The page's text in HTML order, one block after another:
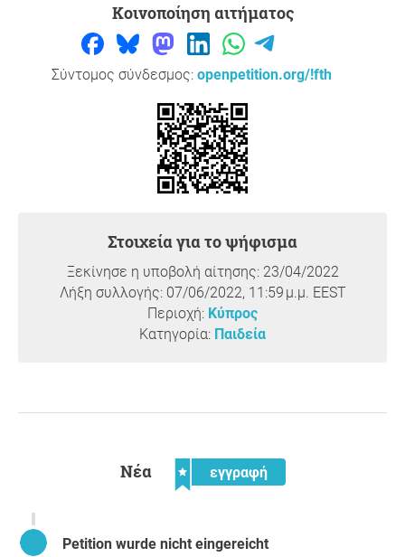
ΜΕΡΟΣ II ΣΧΟΛΕΙΟ ΠΑΡΟΧΗΣ ΕΙΔΙΚΗΣ ΑΓΩΓΗΣ ΚΑΙ
ΕΚΠΑΙΔΕΥΣΗΣ
Η ειδική αγωγή και εκπαίδευση παρέχεται σε
συνηθισμένο σχολείο
προσδιορίστηκε ειδική αγωγή και εκπαίδευση φοιτά σε
τάξη συνηθισμένου σχολείου εφοδιασμένου με τις
κατάλληλες υποδομές, εκτός από εξαιρετικές
περιπτώσεις για τις οποίες, σύμφωνα με τις διατάξεις
του παρόντος Νόμου, κρίνεται διαφορετικά.
ανάγκες ‘ με τη φράση ‘παιδί που χρήζει θεραπείας η
ΟΝΟΜΑ
Ειναι σημαντικό να παρέχονται δωρεάν θεραπείες σε
όλα τα παιδιά που χρήζουν λογοθεραπείας βάσει της
Αρχής της ισότητας ανάμεσα στα παιδιά καθώς σε
κράτος δικαίου πρέπει να δικαιούνται όλα τα παιδιά
πρόσβαση σε δωρεάν παροχές θεραπειών, πέραν των
Κοινοποίηση αιτήματος
Σύντομος σύνδεσμος: openpetition.org/!fth
Στοιχεία για το ψήφισμα
Ξεκίνησε η υποβολή αίτησης: 23/04/2022
Λήξη συλλογής: 07/06/2022, 11:59 μ.μ. EEST
Περιοχή: Κύπρος
Κατηγορία: Παιδεία
Νέα εγγραφή
Petition wurde nicht eingereicht